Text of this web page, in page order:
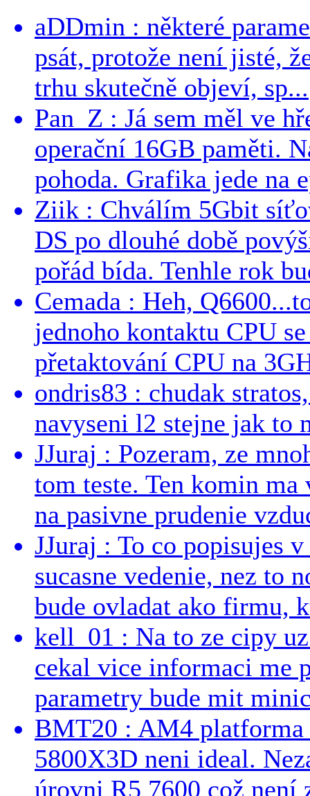
aDDmin : některé
psát, protože není jisté,
trhu skutečně objeví, sp...
Pan_Z : Já sem měl ve
operační 16GB paměti.
pohoda. Grafika jede na
Ziik : Chválím 5Gbit
DS po dlouhé době
pořád bída. Tenhle rok
Cemada : Heh,
jednoho kontaktu CPU
přetaktování CPU na
ondris83 : chudak
navyseni l2 stejne jak to
JJuraj : Pozeram, ze
tom teste. Ten komin
na pasivne prudenie
JJuraj : To co popisujes
sucasne vedenie, nez to
bude ovladat ako firmu,
kell_01 : Na to ze cipy
cekal vice informaci me
parametry bude mit
BMT20 : AM4 platforma
5800X3D neni ideal.
úrovni R5 7600 což není